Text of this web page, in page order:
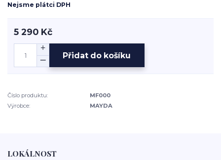
Nejsme plátci DPH
5 290 Kč
Přidat do košíku
Číslo produktu:
MF000
Výrobce:
MAYDA
LOKÁLNOST